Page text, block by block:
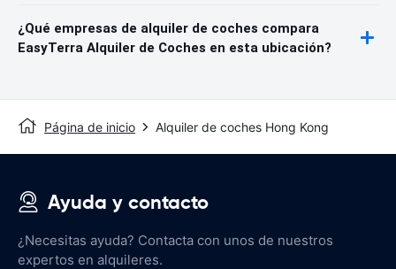
¿Qué empresas de alquiler de coches compara
EasyTerra Alquiler de Coches en esta ubicación?
Página de inicio Alquiler de coches Hong Kong
Ayuda y contacto
¿Necesitas ayuda? Contacta con unos de nuestros
expertos en alquileres.